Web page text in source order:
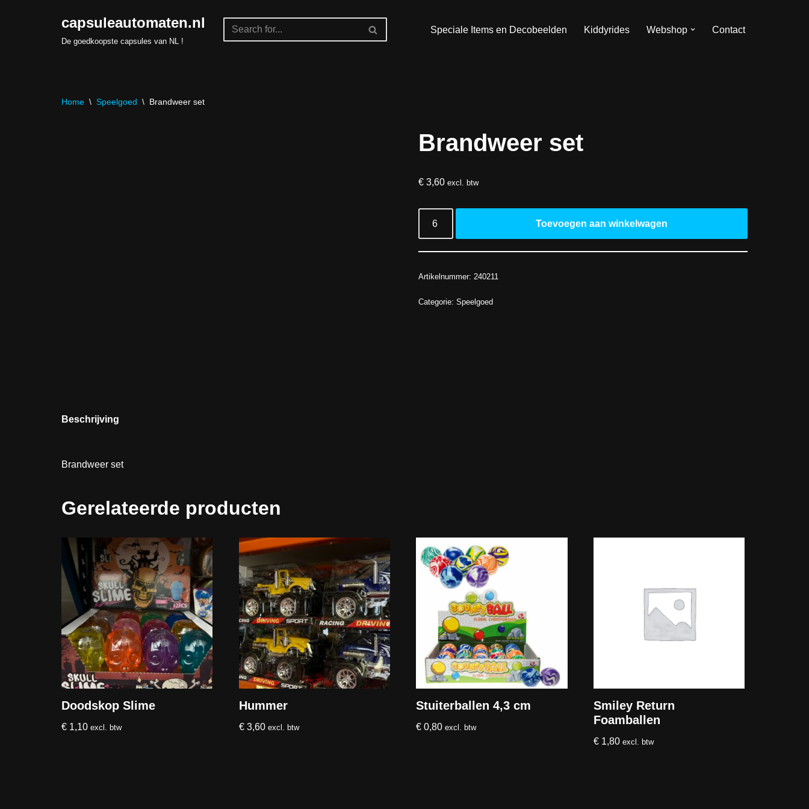
capsuleautomaten.nl
De goedkoopste capsules van NL !
Speciale Items en Decobeelden Kiddyrides Webshop Contact
Home \ Speelgoed \ Brandweer set
Brandweer set
€3,60 excl. btw
Toevoegen aan winkelwagen
Artikelnummer: 240211
Categorie: Speelgoed
Beschrijving
Brandweer set
Gerelateerde producten
Doodskop Slime
€ 1,10 excl. btw
Hummer
€3,60 excl. btw
Stuiterballen 4,3 cm
€ 0,80 excl. btw
Smiley Return
Foamballen
€ 1,80 excl. btw